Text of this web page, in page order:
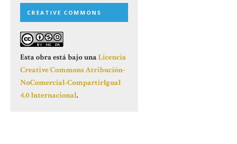
CREATIVE COMMONS
Esta obra está bajo unaLicencia
Creative Commons Atribución-
NoComercial-CompartirIgual
4.0 Internacional.